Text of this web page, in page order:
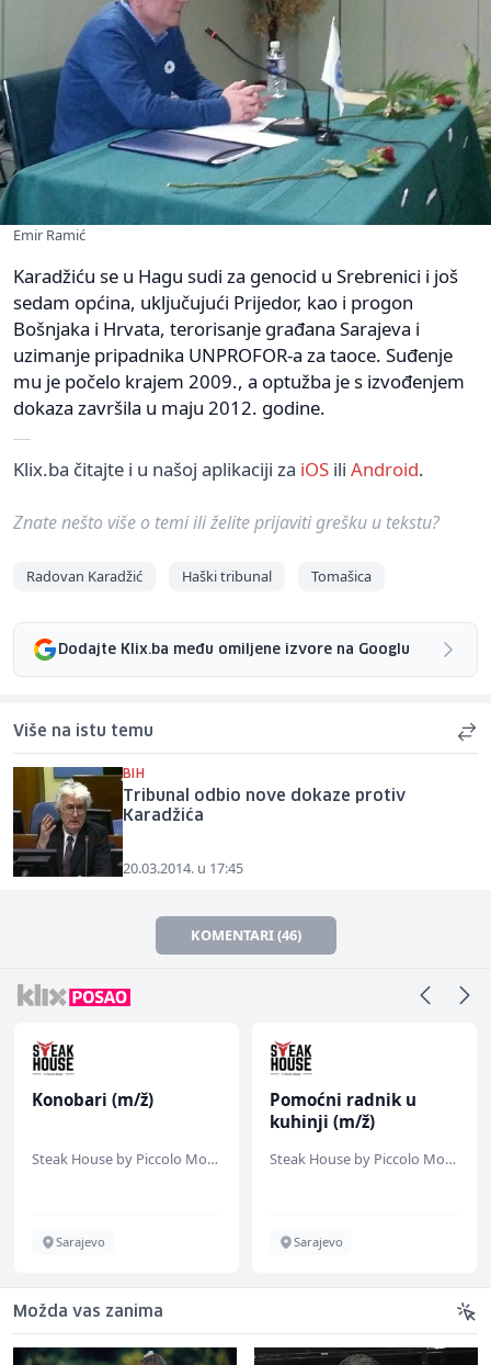
Emir Ramić
Karadžiću se u Hagu sudi za genocid u Srebrenici i još
sedam općina, uključujući Prijedor, kao i progon
Bošnjaka i Hrvata, terorisanje građana Sarajeva i
uzimanje pripadnika UNPROFOR-a za taoce. Suđenje
mu je počelo krajem 2009., a optužba je s izvođenjem
dokaza završila u maju 2012. godine.
Klix.ba čitajte i u našoj aplikaciji za iOS ili Android.
Znate nešto više o temi ili želite prijaviti grešku u tekstu?
Radovan Karadžić Haški tribunal Tomašica
Dodajte Klix.ba među omiljene izvore na Googlu
Više na istu temu
BIH
Tribunal odbio nove dokaze protiv
Karadžića
20.03.2014. u 17:45
KOMENTARI (46)
Konobari (m/ž)
Steak House by Piccolo Mondo
Sarajevo
Pomoćni radnik u
kuhinji (m/ž)
Steak House by Piccolo Mondo
Sarajevo
Možda vas zanima